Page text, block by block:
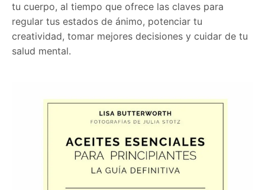
tu cuerpo, al tiempo que ofrece las claves para
regular tus estados de ánimo, potenciar tu
creatividad, tomar mejores decisiones y cuidar de tu
salud mental.